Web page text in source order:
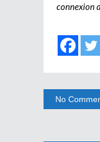
connexion
No